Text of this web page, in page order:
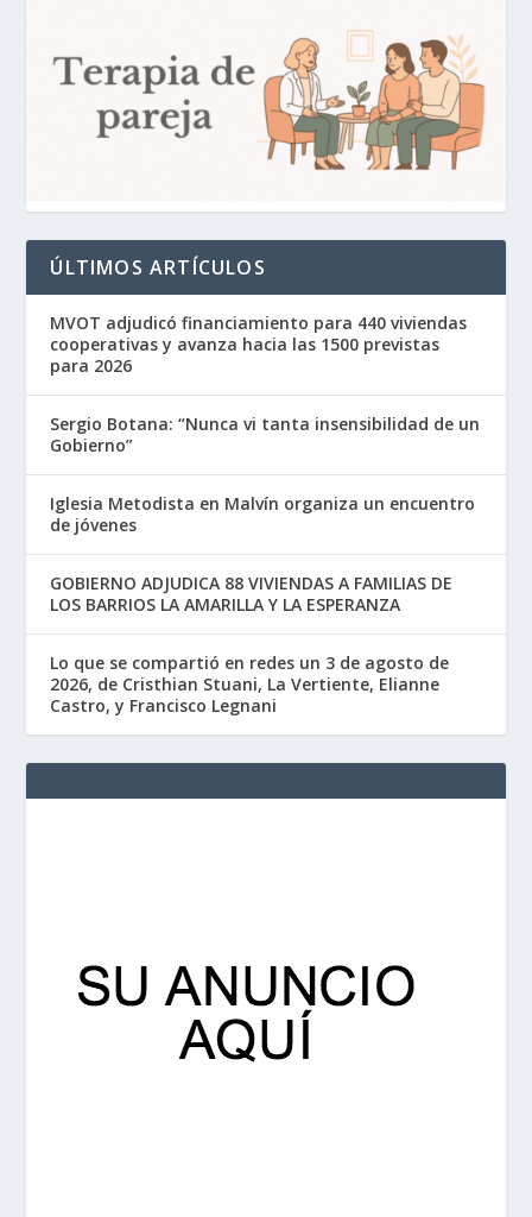
ÚLTIMOS ARTÍCULOS
MVOT adjudicó financiamiento para 440 viviendas
cooperativas y avanza hacia las 1500 previstas
para 2026
Sergio Botana: “Nunca vi tanta insensibilidad de un
Gobierno”
Iglesia Metodista en Malvín organiza un encuentro
de jóvenes
GOBIERNO ADJUDICA 88 VIVIENDAS A FAMILIAS DE
LOS BARRIOS LA AMARILLA Y LA ESPERANZA
Lo que se compartió en redes un 3 de agosto de
2026, de Cristhian Stuani, La Vertiente, Elianne
Castro, y Francisco Legnani